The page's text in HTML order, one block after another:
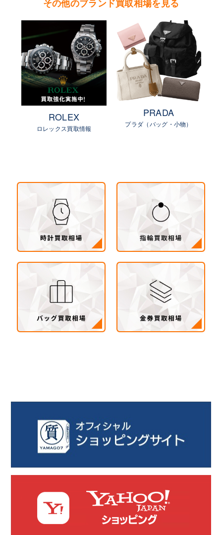
その他のブランド買取相場を見る
ROLEX
ロレックス買取情報
PRADA
プラダ（バッグ・小物）